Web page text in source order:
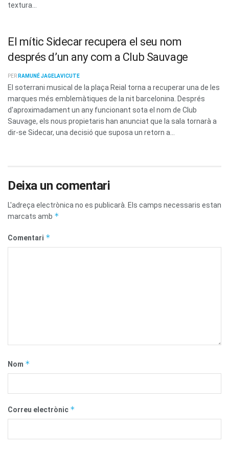
textura...
El mític Sidecar recupera el seu nom
després d’un any com a Club Sauvage
PER RAMUNÉ JAGELAVICUTE
El soterrani musical de la plaça Reial torna a recuperar una de les
marques més emblemàtiques de la nit barcelonina. Després
d'aproximadament un any funcionant sota el nom de Club
Sauvage, els nous propietaris han anunciat que la sala tornarà a
dir-se Sidecar, una decisió que suposa un retorn a...
Deixa un comentari
L'adreça electrònica no es publicarà. Els camps necessaris estan
marcats amb *
Comentari *
Nom *
Correu electrònic *